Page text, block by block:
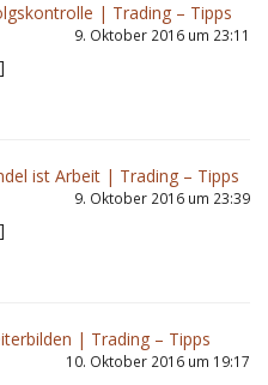
| Trading – Tipps
9. Oktober 2016 um 23:11
ist Arbeit | Trading – Tipps
9. Oktober 2016 um 23:39
| Trading – Tipps
10. Oktober 2016 um 19:17